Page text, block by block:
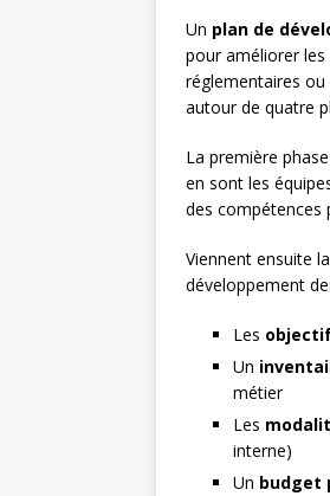
Un plan de
pour améliorer
réglementaires ou
autour de quatre
La première
en sont les
des compétences
Viennent ensuite
développement
Les
Un
métier
Les
interne)
Un budget